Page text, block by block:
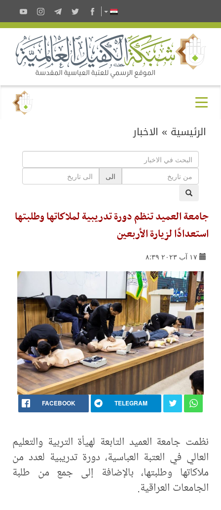
الرئيسية » الاخبار
الى
جامعة العميد تنظم دورة تدريبية لملاكاتها وطلبتها
استعدادًا لزيارة الأربعين
١٧ آب ٢٠٢٣ ٨:٣٩
FACEBOOK TELEGRAM
نظمت جامعة العميد التابعة لهيأة التربية والتعليم
العالي في العتبة العباسية، دورة تدريبية لعدد من
ملاكاتها وطلبتها، بالإضافة إلى جمع من طلبة
الجامعات العراقية.